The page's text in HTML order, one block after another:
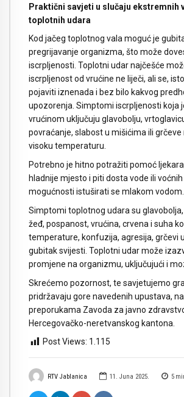
RTV Jablanica 11. Juna 2025. 5
Praktični savjeti u slučaju ekstremnih
toplotnih udara
Kod jačeg toplotnog vala moguć je
pregrijavanje organizma, što može
iscrpljenosti. Toplotni udar najčešće
iscrpljenost od vrućine ne liječi, ali se,
pojaviti iznenada i bez bilo kakvog
upozorenja. Simptomi iscrpljenosti koja
vrućinom uključuju glavobolju,
povraćanje, slabost u mišićima ili grčeve
visoku temperaturu.
Potrebno je hitno potražiti pomoć
hladnije mjesto i piti dosta vode ili voćnih
mogućnosti istuširati se mlakom vodom.
Simptomi toplotnog udara su
žeđ, pospanost, vrućina, crvena i suha
temperature, konfuzija, agresija, grčevi
gubitak svijesti. Toplotni udar može
promjene na organizmu, uključujući i
Skrećemo pozornost, te savjetujemo
pridržavaju gore navedenih upustava,
preporukama Zavoda za javno
Hercegovačko-neretvanskog kantona.
Post Views: 1.115